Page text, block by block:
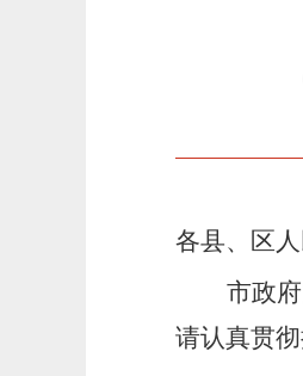
各县、区
市政
请认真贯彻